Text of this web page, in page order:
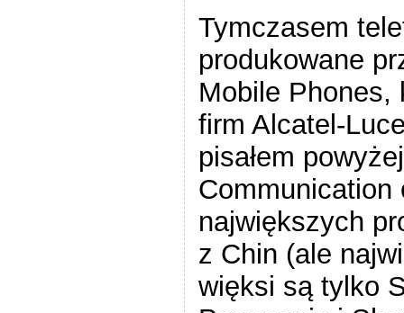
Tymczasem
produkowane
Mobile Phones,
firm Alcatel-
pisałem
Communication
największych
z Chin (ale
więksi są tylko